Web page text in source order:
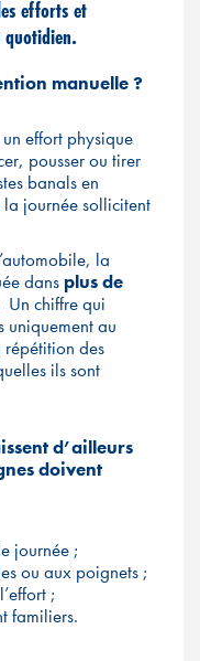
efforts et
manuelle ?
effort physique
pousser ou tirer
banals en
journée sollicitent
la
dans plus de
Un chiffre qui
uniquement au
répétition des
ils sont
d’ailleurs
doivent
journée ;
ou aux poignets ;
;
familiers.